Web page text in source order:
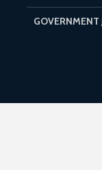
GOVERNMENT